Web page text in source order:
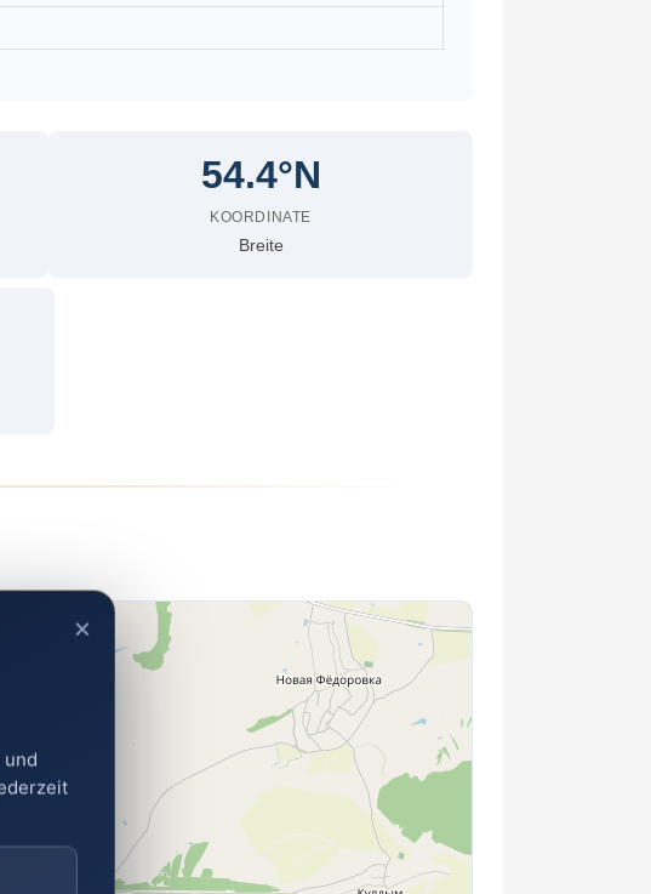
54.4°N
KOORDINATE
Breite
×
und